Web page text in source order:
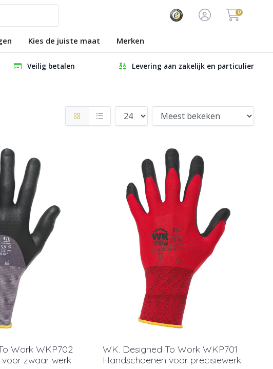
0
Kies de juiste maat Merken
Veilig betalen Levering aan zakelijk en particulier
Work WKP702
zwaar werk
WK. Designed To Work WKP701
Handschoenen voor precisiewerk